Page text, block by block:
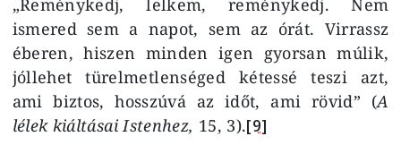
ismered sem a napot, sem az órát. Virrassz
éberen, hiszen minden igen gyorsan múlik,
jóllehet türelmetlenséged kétessé teszi azt,
ami biztos, hosszúvá az időt, ami rövid” (A
lélek kiáltásai Istenhez, 15, 3).[9]